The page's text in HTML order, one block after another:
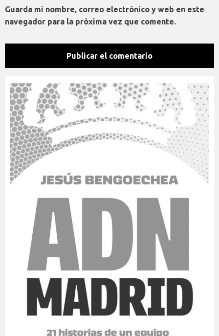
Guarda mi nombre, correo electrónico y web en este
navegador para la próxima vez que comente.